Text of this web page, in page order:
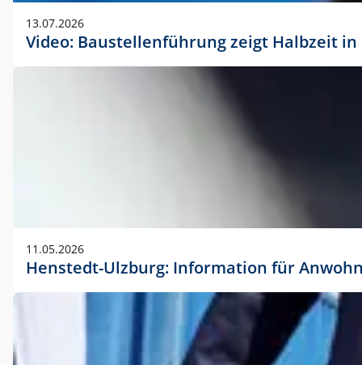
13.07.2026
Video: Baustellenführung zeigt Halbzeit
11.05.2026
Henstedt-Ulzburg: Information für